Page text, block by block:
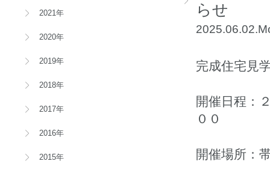
2021年
2020年
2019年
2018年
2017年
2016年
2015年
らせ
完成住宅見
開催日程：
００
開催場所：